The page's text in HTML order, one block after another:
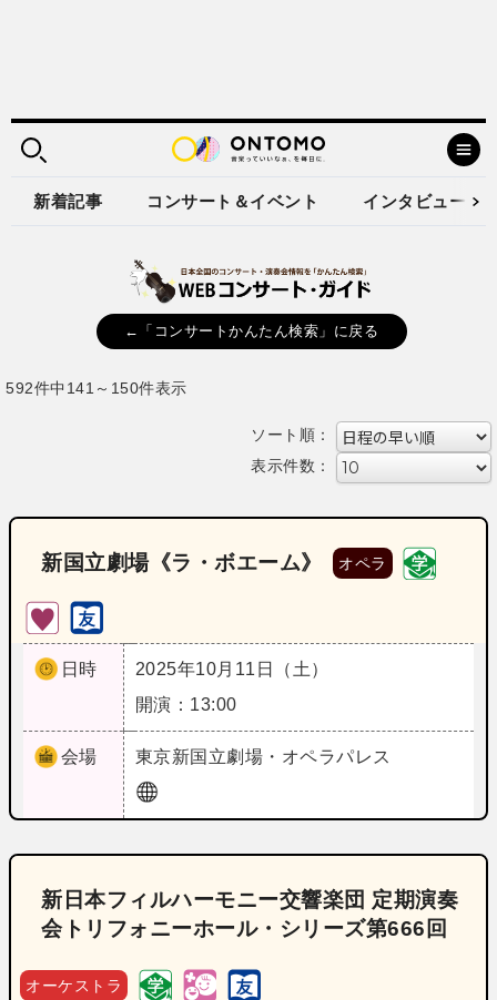
新着記事 コンサート＆イベント インタビュー
←「コンサートかんたん検索」に戻る
592件中141～150件表示
ソート順：
表示件数：
新国立劇場《ラ・ボエーム》 オペラ
日時
2025年10月11日（土）
開演：13:00
会場 東京新国立劇場・オペラパレス
新日本フィルハーモニー交響楽団 定期演奏
会トリフォニーホール・シリーズ第666回
オーケストラ